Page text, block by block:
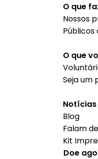
O que
Nossos
Públicos
O que
Seja um
Notícias
Blog
Falam
Kit
Doe